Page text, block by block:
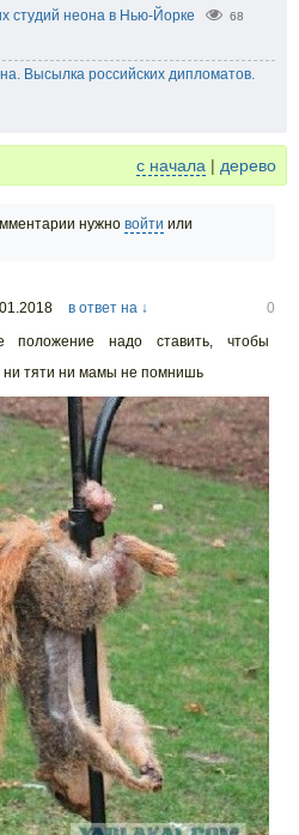
студий неона в Нью-Йорке 68
Высылка российских дипломатов.
с начала | дерево
нужно войти или
в ответ на ↓
0
надо ставить, чтобы
ни тяти ни мамы не помнишь